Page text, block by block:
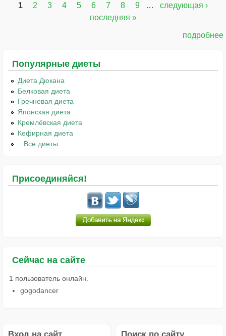
1 2 3 4 5 6 7 8 9 …
следующая ›
последняя »
подробнее
Популярные диеты
Диета Дюкана
Белковая диета
Гречневая диета
Японская диета
Кремлёвская диета
Кефирная диета
...Все диеты...
Присоединяйся!
Сейчас на сайте
1 пользователь онлайн.
gogodancer
Вход на сайт Поиск по сайту